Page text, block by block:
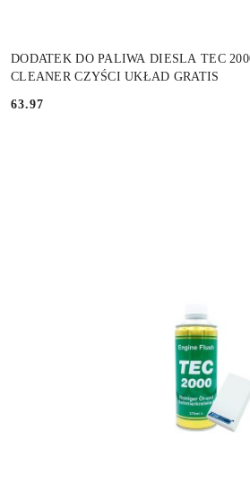
DODATEK DO PALIWA DIESLA TEC
CLEANER CZYŚCI UKŁAD GRATIS
Cena:
63.97